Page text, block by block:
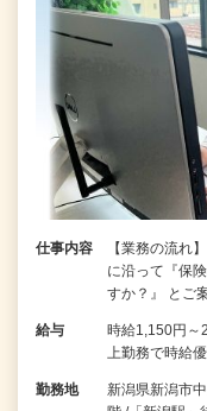
仕事内容
【業務の流れ
に沿って『保
すか？』 とご
給与
時給1,150円
上勤務で時給優
勤務地
新潟県新潟市